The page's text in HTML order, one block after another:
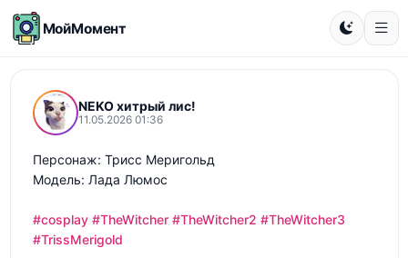
МойМомент
NEKO хитрый лис!
11.05.2026 01:36
Персонаж: Трисс Меригольд
Модель: Лада Люмос
#cosplay #TheWitcher #TheWitcher2 #TheWitcher3
#TrissMerigold